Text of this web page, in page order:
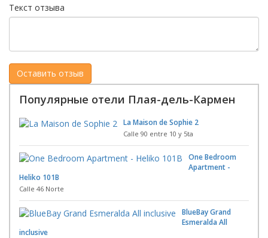
Текст отзыва
Популярные отели Плая-дель-Кармен
La Maison de Sophie 2
Calle 90 entre 10 y 5ta
One Bedroom
Apartment -
Heliko 101B
Calle 46 Norte
BlueBay Grand
Esmeralda All
inclusive